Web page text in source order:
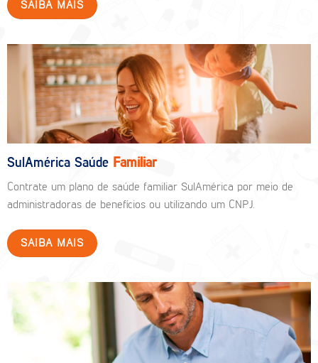
SAIBA MAIS
SulAmérica Saúde Familiar
Contrate um plano de saúde familiar SulAmérica por meio de
administradoras de benefícios ou utilizando um CNPJ.
SAIBA MAIS